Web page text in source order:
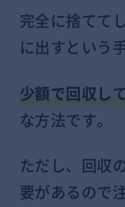
完全に捨てて
に出すという手
少額で回収し
な方法です。
ただし、回収
要があるので